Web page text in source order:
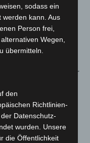
2026:
und Rettung
Gaming-Koffer
sodass ein
werden kann. Aus
Person frei,
Wegen,
übermitteln.
den
Richtlinien-
Datenschutz-
wurden. Unsere
die Öffentlichkeit